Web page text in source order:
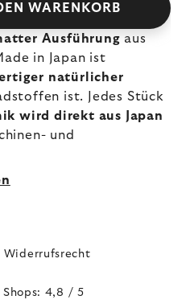
WARENKORB
Ausführung aus
in Japan ist
natürlicher
ist. Jedes Stück
wird direkt aus Japan
und
Widerrufsrecht
4,8 / 5